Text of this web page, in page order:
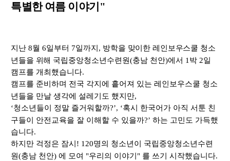
특별한 여름 이야기"
지난8월6일부터 7일까지 , 방학을 맞이한 레인보우스쿨 청소
년들을 위해 국립중앙청소년수련원(충남 천안)에서 1박 2일
캠프를 개최했습니다.
캠프를 준비하며 전국 각지에 흩어져 있는 레인보우스쿨 청소
년들을 만날 생각에 설레기도 했지만,
‘청소년들이 정말 즐거워할까?’, ‘혹시 한국어가 아직 서툰 친
구들이 안전교육을 잘 이해할 수 있을까?’하는 고민도 가득했
습니다.
하지만 걱정은 잠시 ! 120명의 청소년이 국립중앙청소년수련
원(충남 천안)에 모여 "우리의 이야기 " 를 쓰기 시작했습니다.